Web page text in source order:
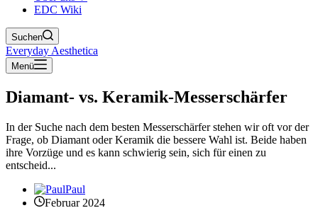
EDC Wiki
Suchen
Everyday Aesthetica
Menü
Diamant- vs. Keramik-Messerschärfer
In der Suche nach dem besten Messerschärfer stehen wir oft vor der
Frage, ob Diamant oder Keramik die bessere Wahl ist. Beide haben
ihre Vorzüge und es kann schwierig sein, sich für einen zu
entscheid...
Paul
Februar 2024